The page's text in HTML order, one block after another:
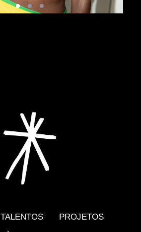
TALENTOS
PROJETOS